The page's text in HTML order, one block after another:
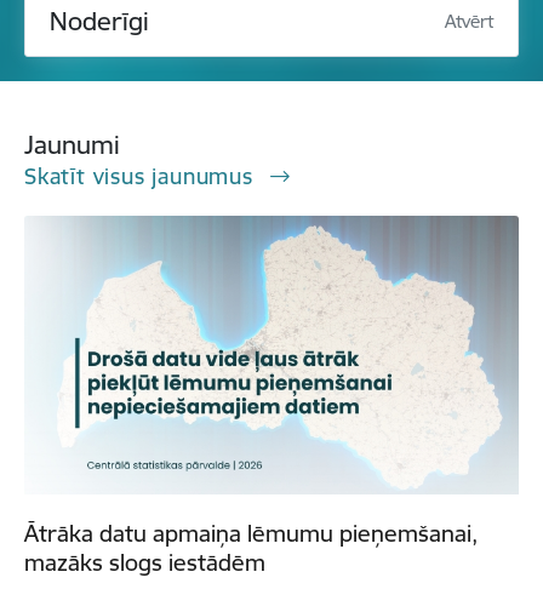
Noderīgi Atvērt
Jaunumi
Skatīt visus jaunumus
Ātrāka datu apmaiņa lēmumu pieņemšanai,
mazāks slogs iestādēm